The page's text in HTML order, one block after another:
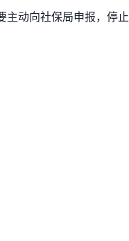
主动向社保局申报，停止